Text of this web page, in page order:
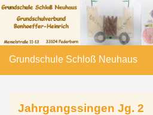
Grundschule Schloß Neuhaus
Jahrgangssingen Jg. 2